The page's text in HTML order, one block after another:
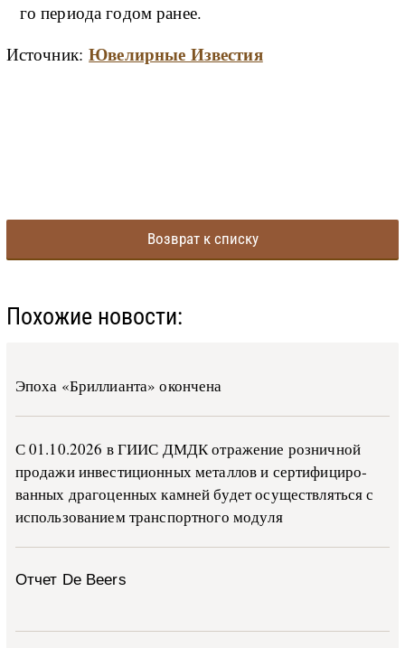
го пе­ри­о­да го­дом ра­нее.
Источник:Ювелирные Известия
Возврат к списку
Похожие новости:
Эпоха «Бриллианта» окончена
С 01.10.2026 в ГИИС ДМДК от­ра­же­ние роз­ни­ч­ной
про­да­жи ин­ве­сти­ци­он­ных ме­тал­лов и сер­ти­фи­ци­ро­
ван­ных дра­го­цен­ных ка­м­ней бу­дет осу­ще­ств­лять­ся с
ис­поль­зо­ва­ни­ем тран­с­пор­т­но­го мо­ду­ля
Отчет De Beers